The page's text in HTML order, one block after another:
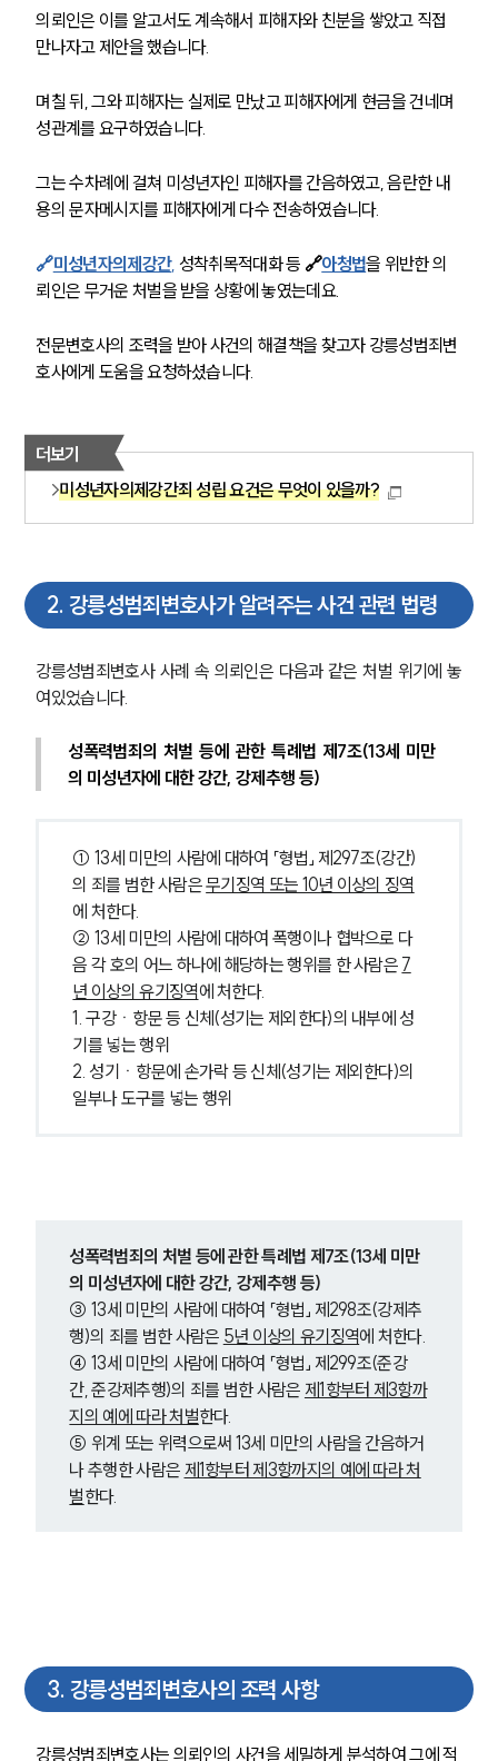
의뢰인은 이를 알고서도 계속해서 피해자와 친분을 쌓았고 직접
만나자고 제안을 했습니다.
며칠 뒤, 그와 피해자는 실제로 만났고 피해자에게 현금을 건네며
성관계를 요구하였습니다.
그는 수차례에 걸쳐 미성년자인 피해자를 간음하였고, 음란한 내
용의 문자메시지를 피해자에게 다수 전송하였습니다.
🔗미성년자의제강간, 성착취목적대화 등 🔗아청법을 위반한 의
뢰인은 무거운 처벌을 받을 상황에 놓였는데요.
전문변호사의 조력을 받아 사건의 해결책을 찾고자 강릉성범죄변
호사에게 도움을 요청하셨습니다.
더보기
미성년자의제강간죄 성립 요건은 무엇이 있을까?
2. 강릉성범죄변호사가 알려주는 사건 관련 법령
강릉성범죄변호사 사례 속 의뢰인은 다음과 같은 처벌 위기에 놓
여있었습니다.
성폭력범죄의 처벌 등에 관한 특례법 제7조(13세 미만
의 미성년자에 대한 강간, 강제추행 등)
① 13세 미만의 사람에 대하여 「형법」 제297조(강간)
의 죄를 범한 사람은 무기징역 또는 10년 이상의 징역
에 처한다.
② 13세 미만의 사람에 대하여 폭행이나 협박으로 다
음 각 호의 어느 하나에 해당하는 행위를 한 사람은 7
년 이상의 유기징역에 처한다.
1. 구강ㆍ항문 등 신체(성기는 제외한다)의 내부에 성
기를 넣는 행위
2. 성기ㆍ항문에 손가락 등 신체(성기는 제외한다)의
일부나 도구를 넣는 행위
성폭력범죄의 처벌 등에 관한 특례법 제7조(13세 미만
의 미성년자에 대한 강간, 강제추행 등)
③ 13세 미만의 사람에 대하여 「형법」 제298조(강제추
행)의 죄를 범한 사람은 5년 이상의 유기징역에 처한다.
④ 13세 미만의 사람에 대하여 「형법」 제299조(준강
간, 준강제추행)의 죄를 범한 사람은 제1항부터 제3항까
지의 예에 따라 처벌한다.
⑤ 위계 또는 위력으로써 13세 미만의 사람을 간음하거
나 추행한 사람은 제1항부터 제3항까지의 예에 따라 처
벌한다.
3. 강릉성범죄변호사의 조력 사항
강릉성범죄변호사는 의뢰인의 사건을 세밀하게 분석하여 그에 적